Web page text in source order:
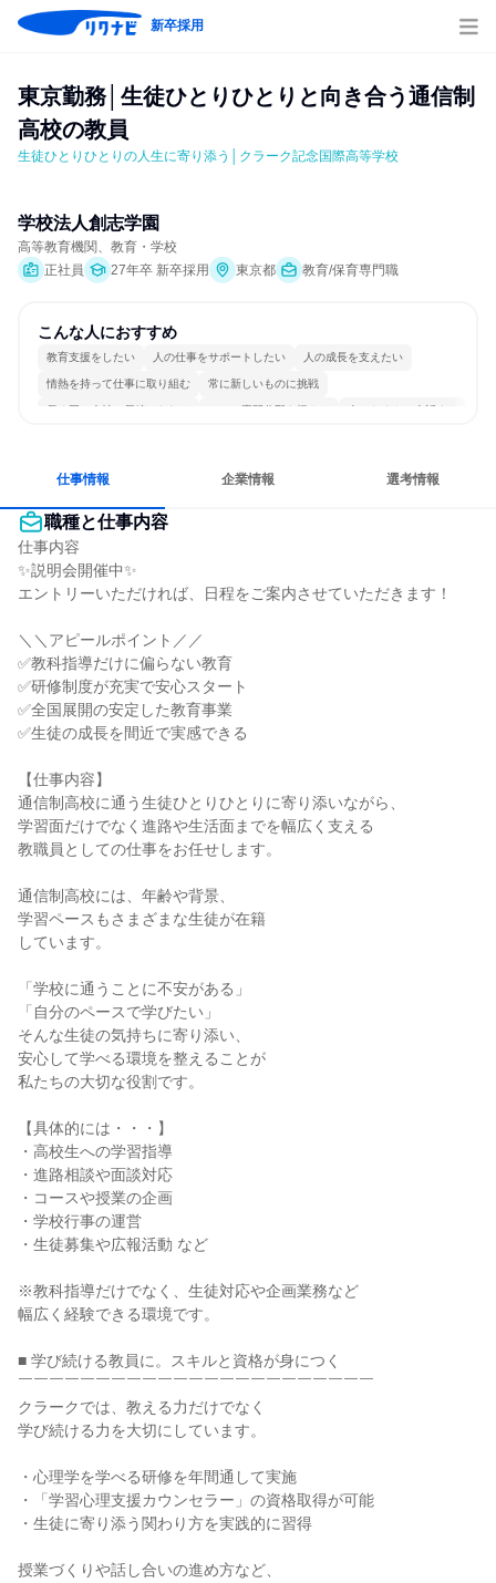
新卒採用
東京勤務│生徒ひとりひとりと向き合う通信制
高校の教員
生徒ひとりひとりの人生に寄り添う│クラーク記念国際高等学校
学校法人創志学園
高等教育機関、教育・学校
正社員
27年卒 新卒採用 東京都 教育/保育専門職
こんな人におすすめ
教育支援をしたい 人の仕事をサポートしたい 人の成長を支えたい
情熱を持って仕事に取り組む 常に新しいものに挑戦
長く同じ会社に居続けられる 一つの専門分野を極める 人とたくさん会話する
仕事情報 企業情報 選考情報
職種と仕事内容
仕事内容
✨説明会開催中✨
エントリーいただければ、日程をご案内させていただきます！
＼＼アピールポイント／／
✅教科指導だけに偏らない教育
✅研修制度が充実で安心スタート
✅全国展開の安定した教育事業
✅生徒の成長を間近で実感できる
【仕事内容】
通信制高校に通う生徒ひとりひとりに寄り添いながら、
学習面だけでなく進路や生活面までを幅広く支える
教職員としての仕事をお任せします。
通信制高校には、年齢や背景、
学習ペースもさまざまな生徒が在籍
しています。
「学校に通うことに不安がある」
「自分のペースで学びたい」
そんな生徒の気持ちに寄り添い、
安心して学べる環境を整えることが
私たちの大切な役割です。
【具体的には・・・】
・高校生への学習指導
・進路相談や面談対応
・コースや授業の企画
・学校行事の運営
・生徒募集や広報活動 など
※教科指導だけでなく、生徒対応や企画業務など
幅広く経験できる環境です。
■ 学び続ける教員に。スキルと資格が身につく
￣￣￣￣￣￣￣￣￣￣￣￣￣￣￣￣￣￣￣￣￣￣￣
クラークでは、教える力だけでなく
学び続ける力を大切にしています。
・心理学を学べる研修を年間通して実施
・「学習心理支援カウンセラー」の資格取得が可能
・生徒に寄り添う関わり方を実践的に習得
授業づくりや話し合いの進め方など、